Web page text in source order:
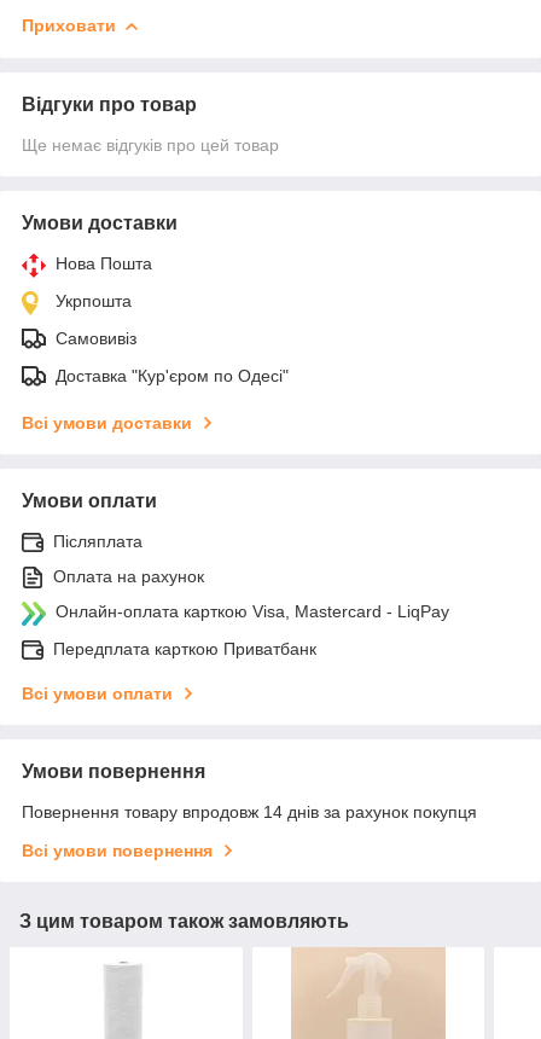
Приховати
Відгуки про товар
Ще немає відгуків про цей товар
Умови доставки
Нова Пошта
Укрпошта
Самовивіз
Доставка "Кур'єром по Одесі"
Всі умови доставки
Умови оплати
Післяплата
Оплата на рахунок
Онлайн-оплата карткою Visa, Mastercard - LiqPay
Передплата карткою Приватбанк
Всі умови оплати
Умови повернення
Повернення товару впродовж 14 днів за рахунок покупця
Всі умови повернення
З цим товаром також замовляють